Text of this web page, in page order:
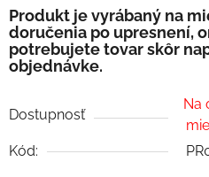
Produkt je vyrábaný na
doručenia po upresnení,
potrebujete tovar skôr
objednávke.
Dostupnosť
Na
Kód: